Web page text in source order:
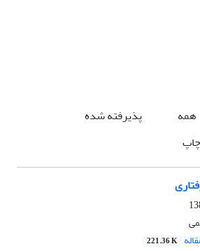
همه
پذیرفته شده
221.36 K